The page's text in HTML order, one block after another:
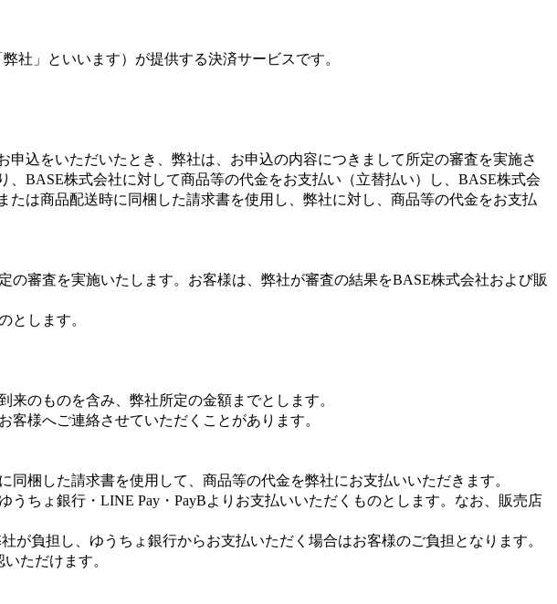
社」といいます）が提供する決済サービスです。
込をいただいたとき、弊社は、お申込の内容につきまして所定の審査を実施さ
BASE株式会社に対して商品等の代金をお支払い（立替払い）し、BASE株式会
は商品配送時に同梱した請求書を使用し、弊社に対し、商品等の代金をお支払
審査を実施いたします。お客様は、弊社が審査の結果をBASE株式会社および販
とします。
のものを含み、弊社所定の金額までとします。
様へご連絡させていただくことがあります。
梱した請求書を使用して、商品等の代金を弊社にお支払いいただきます。
ちょ銀行・LINE Pay・PayBよりお支払いいただくものとします。なお、販売店
負担し、ゆうちょ銀行からお支払いただく場合はお客様のご負担となります。
ただけます。